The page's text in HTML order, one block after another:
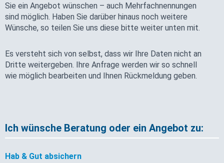
Sie ein Angebot wünschen – auch Mehrfachnennungen
sind möglich. Haben Sie darüber hinaus noch weitere
Wünsche, so teilen Sie uns diese bitte weiter unten mit.
Es versteht sich von selbst, dass wir Ihre Daten nicht an
Dritte weitergeben. Ihre Anfrage werden wir so schnell
wie möglich bearbeiten und Ihnen Rückmeldung geben.
Ich wünsche Beratung oder ein Angebot zu:
Hab & Gut absichern